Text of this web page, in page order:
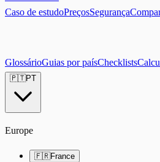
Caso de estudoPreçosSegurança
GlossárioGuias por paísChecklists
🇵🇹PT
Europe
🇫🇷France